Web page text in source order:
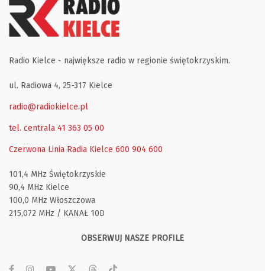
Radio Kielce - największe radio w regionie świętokrzyskim.
ul. Radiowa 4, 25-317 Kielce
radio@radiokielce.pl
tel. centrala 41 363 05 00
Czerwona Linia Radia Kielce 600 904 600
101,4 MHz Świętokrzyskie
90,4 MHz Kielce
100,0 MHz Włoszczowa
215,072 MHz / KANAŁ 10D
OBSERWUJ NASZE PROFILE